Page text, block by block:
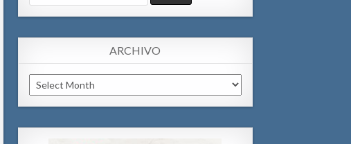
for:
ARCHIVO
Archivo